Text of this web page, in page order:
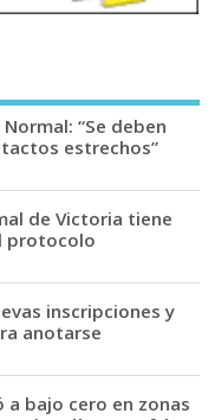
“Se deben
estrechos”
de Victoria tiene
protocolo
inscripciones y
anotarse
a bajo cero en zonas